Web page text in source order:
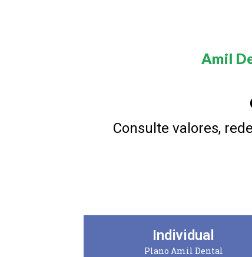
Amil
Consulte valores,
Individual
Plano Amil Dental